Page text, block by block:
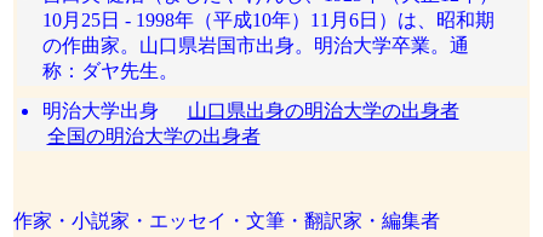
10月25日 - 1998年（平成10年）11月6日）は、昭和期
の作曲家。山口県岩国市出身。明治大学卒業。通
称：ダヤ先生。
明治大学出身 山口県出身の明治大学の出身者
全国の明治大学の出身者
作家・小説家・エッセイ・文筆・翻訳家・編集者